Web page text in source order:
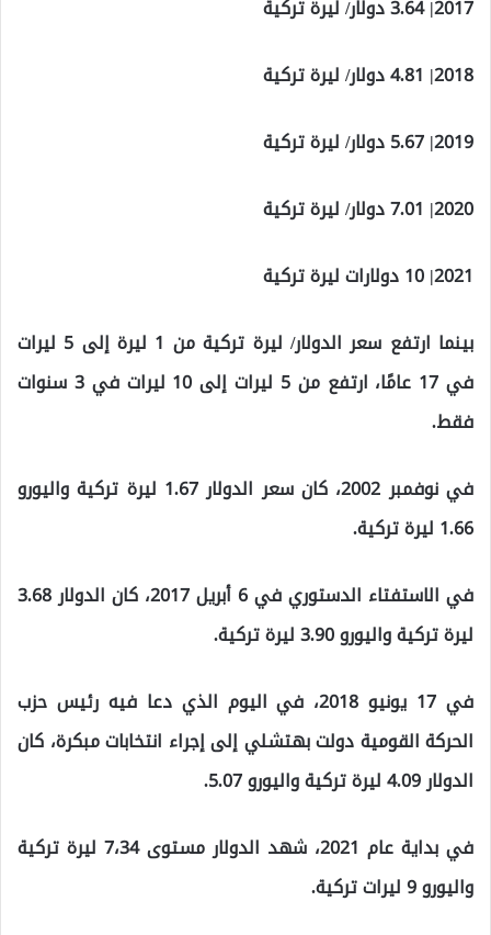
2017| 3.64 دولار/ ليرة تركية
2018| 4.81 دولار/ ليرة تركية
2019| 5.67 دولار/ ليرة تركية
2020| 7.01 دولار/ ليرة تركية
2021| 10 دولارات ليرة تركية
بينما ارتفع سعر الدولار/ ليرة تركية من 1 ليرة إلى 5 ليرات
في 17 عامًا، ارتفع من 5 ليرات إلى 10 ليرات في 3 سنوات
فقط.
في نوفمبر 2002، كان سعر الدولار 1.67 ليرة تركية واليورو
1.66 ليرة تركية.
في الاستفتاء الدستوري في 6 أبريل 2017، كان الدولار 3.68
ليرة تركية واليورو 3.90 ليرة تركية.
في 17 يونيو 2018، في اليوم الذي دعا فيه رئيس حزب
الحركة القومية دولت بهتشلي إلى إجراء انتخابات مبكرة، كان
الدولار 4.09 ليرة تركية واليورو 5.07.
في بداية عام 2021، شهد الدولار مستوى 7،34 ليرة تركية
واليورو 9 ليرات تركية.